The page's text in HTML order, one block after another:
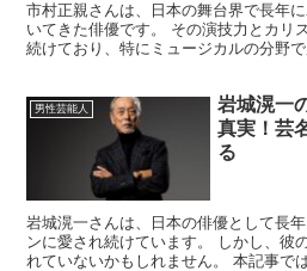
市村正親さんは、日本の舞台界で長年
いてきた俳優です。 その演技力とカリ
続けており、特にミュージカルの分野
男性芸能人
岩城滉一
真実！芸
る
岩城滉一さんは、日本の俳優として長
ンに愛され続けています。 しかし、彼
れていないかもしれません。 本記事で